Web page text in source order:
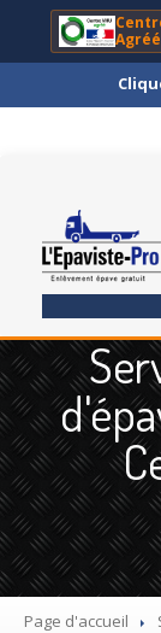
Agréé
ENLÈVEMENT
Quoi?
Scooter
Camion
Utilitaire
Page d'accueil